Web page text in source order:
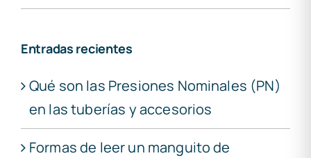
Entradas recientes
Qué son las Presiones Nominales (PN)
en las tuberías y accesorios
Formas de leer un manguito de